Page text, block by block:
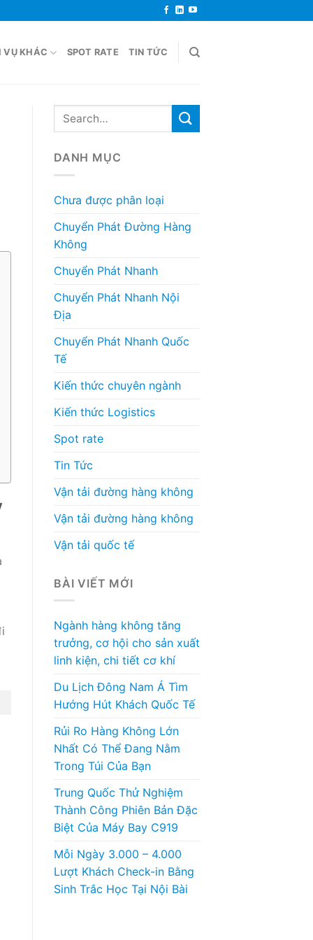
VỤ KHÁC SPOT RATE TIN TỨC
DANH MỤC
Chưa được phân loại
Chuyển Phát Đường Hàng
Không
Chuyển Phát Nhanh
Chuyển Phát Nhanh Nội
Địa
Chuyển Phát Nhanh Quốc
Tế
Kiến thức chuyên ngành
Kiến thức Logistics
Spot rate
Tin Tức
Vận tải đường hàng không
Vận tải đường hàng không
Vận tải quốc tế
BÀI VIẾT MỚI
Ngành hàng không tăng
trưởng, cơ hội cho sản xuất
linh kiện, chi tiết cơ khí
Du Lịch Đông Nam Á Tìm
Hướng Hút Khách Quốc Tế
Rủi Ro Hàng Không Lớn
Nhất Có Thể Đang Nằm
Trong Túi Của Bạn
Trung Quốc Thử Nghiệm
Thành Công Phiên Bản Đặc
Biệt Của Máy Bay C919
Mỗi Ngày 3.000 – 4.000
Lượt Khách Check-in Bằng
Sinh Trắc Học Tại Nội Bài